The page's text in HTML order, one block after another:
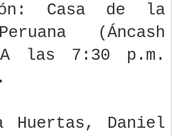
Casa de la
(Áncash
las 7:30 p.m.
Huertas, Daniel